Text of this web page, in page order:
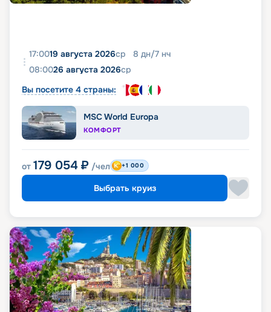
17:0019 августа 2026ср 8 дн/7 нч
08:0026 августа 2026ср
Вы посетите 4 страны:
MSC World Europa
КОМФОРТ
от 179 054 ₽ /чел +1 000
Выбрать круиз